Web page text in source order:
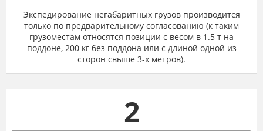
Экспедирование негабаритных грузов производится
только по предварительному согласованию (к таким
грузоместам относятся позиции с весом в 1.5 т на
поддоне, 200 кг без поддона или с длиной одной из
сторон свыше 3-х метров).
2